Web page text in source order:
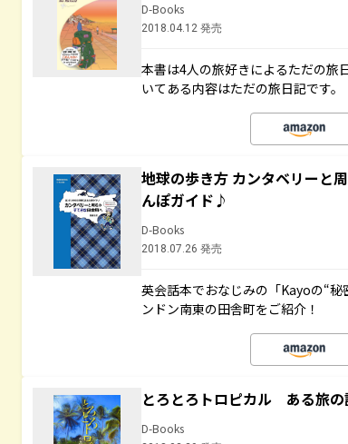
D-Books
2018.04.12 発売
本書は4人の旅好きによるただの旅
いてある内容はただの旅日記です。
地球の歩き方 カンタベリーと
んぽガイド♪
D-Books
2018.07.26 発売
英会話本でおなじみの「Kayoの“
ンドン南東の田舎町をご紹介！
とろとろトロピカル ある旅
D-Books